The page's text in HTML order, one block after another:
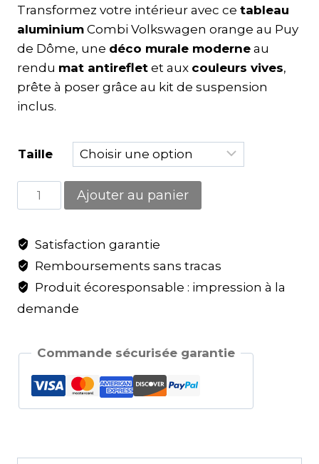
Transformez votre intérieur avec ce tableau
aluminium Combi Volkswagen orange au Puy
de Dôme, une déco murale moderne au
rendu mat antireflet et aux couleurs vives,
prête à poser grâce au kit de suspension
inclus.
Taille
Ajouter au panier
Satisfaction garantie
Remboursements sans tracas
Produit écoresponsable : impression à la
demande
Commande sécurisée garantie